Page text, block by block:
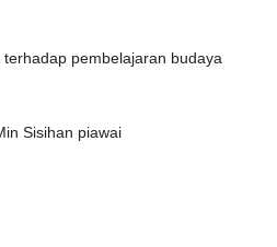
pembelajaran budaya
Sisihan piawai